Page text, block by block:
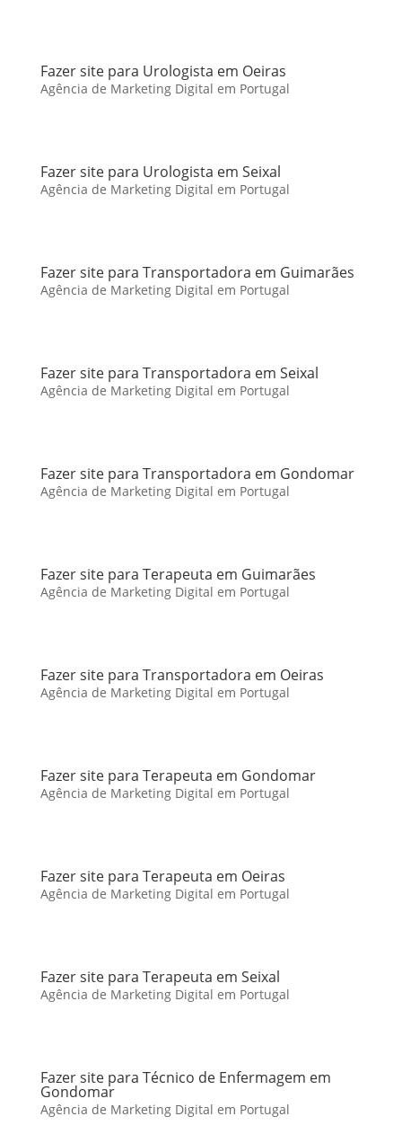
Fazer site para Urologista em Oeiras
Agência de Marketing Digital em Portugal
Fazer site para Urologista em Seixal
Agência de Marketing Digital em Portugal
Fazer site para Transportadora em Guimarães
Agência de Marketing Digital em Portugal
Fazer site para Transportadora em Seixal
Agência de Marketing Digital em Portugal
Fazer site para Transportadora em Gondomar
Agência de Marketing Digital em Portugal
Fazer site para Terapeuta em Guimarães
Agência de Marketing Digital em Portugal
Fazer site para Transportadora em Oeiras
Agência de Marketing Digital em Portugal
Fazer site para Terapeuta em Gondomar
Agência de Marketing Digital em Portugal
Fazer site para Terapeuta em Oeiras
Agência de Marketing Digital em Portugal
Fazer site para Terapeuta em Seixal
Agência de Marketing Digital em Portugal
Fazer site para Técnico de Enfermagem em
Gondomar
Agência de Marketing Digital em Portugal